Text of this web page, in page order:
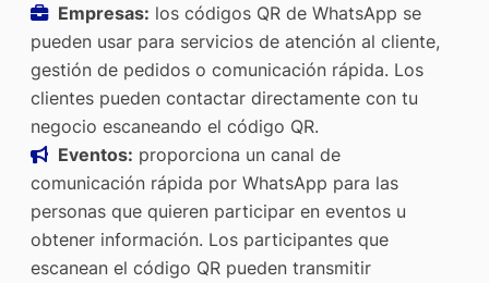
Empresas: los códigos QR de WhatsApp se
pueden usar para servicios de atención al cliente,
gestión de pedidos o comunicación rápida. Los
clientes pueden contactar directamente con tu
negocio escaneando el código QR.
Eventos: proporciona un canal de
comunicación rápida por WhatsApp para las
personas que quieren participar en eventos u
obtener información. Los participantes que
escanean el código QR pueden transmitir